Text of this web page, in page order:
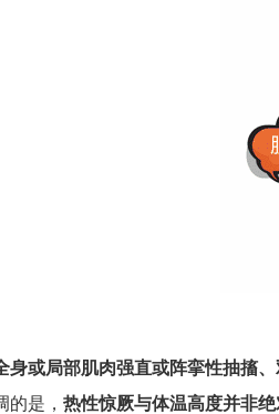
身或局部肌肉强直或阵挛性抽搐
是， 热性惊厥与体温高度并非